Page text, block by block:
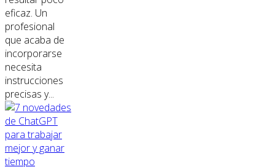
eficaz. Un
profesional
que acaba de
incorporarse
necesita
instrucciones
precisas y...